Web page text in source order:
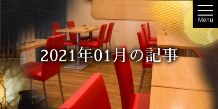
t
o
g
g
e
n
g
a
Menu
2021年01月の記事